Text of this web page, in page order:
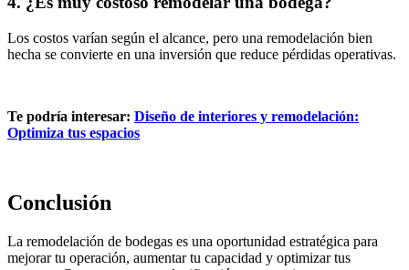
Los costos varían según el alcance, pero una remodelación bien
hecha se convierte en una inversión que reduce pérdidas operativas.
Te podría interesar: Diseño de interiores y remodelación:
Optimiza tus espacios
Conclusión
La remodelación de bodegas es una oportunidad estratégica para
mejorar tu operación, aumentar tu capacidad y optimizar tus